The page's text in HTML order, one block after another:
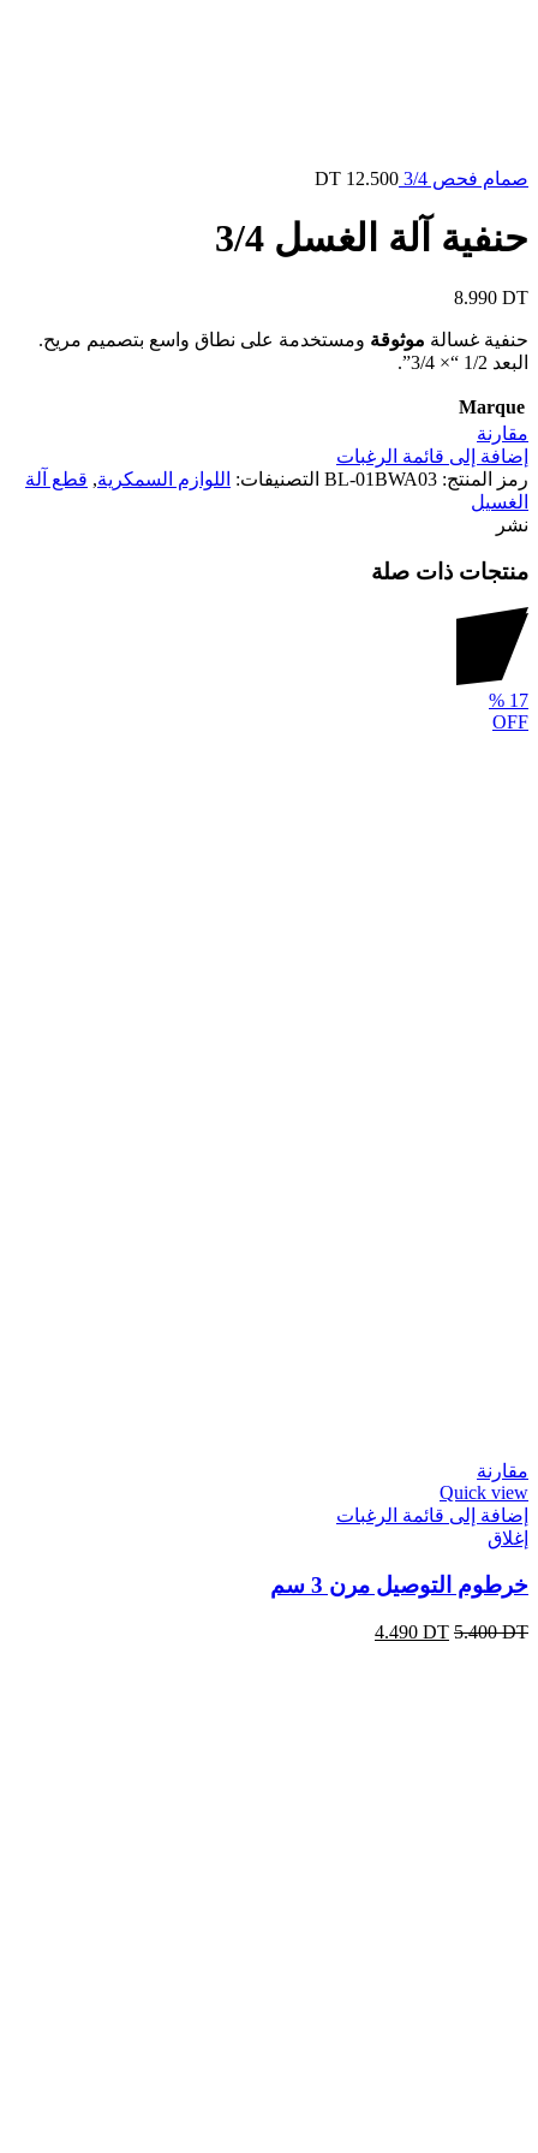
صمام فحص 3/4 12.500
حنفية آلة الغسل 3/4
8.990 DT
حنفية غسالة موثوقة ومستخدمة على نطاق واسع بتصميم مريح.
البعد 1/2 “× 3/4”.
Marque
مقارنة
إضافة إلى قائمة الرغبات
رمز المنتج: BL-01BWA03 التصنيفات: اللوازم السمكرية, قطع آلة
الغسيل
نشر
منتجات ذات صلة
17
%
OFF
مقارنة
Quick view
إضافة إلى قائمة الرغبات
إغلاق
خرطوم التوصيل مرن 3 سم
5.400DT
4.490 DT